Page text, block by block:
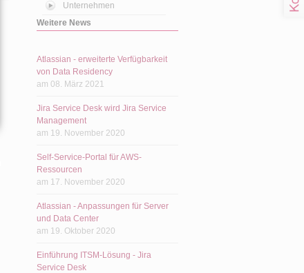
Unternehmen
Weitere News
Atlassian - erweiterte Verfügbarkeit
von Data Residency
am 08. März 2021
Jira Service Desk wird Jira Service
Management
am 19. November 2020
Self-Service-Portal für AWS-
Ressourcen
am 17. November 2020
Atlassian - Anpassungen für Server
und Data Center
am 19. Oktober 2020
Einführung ITSM-Lösung - Jira
Service Desk